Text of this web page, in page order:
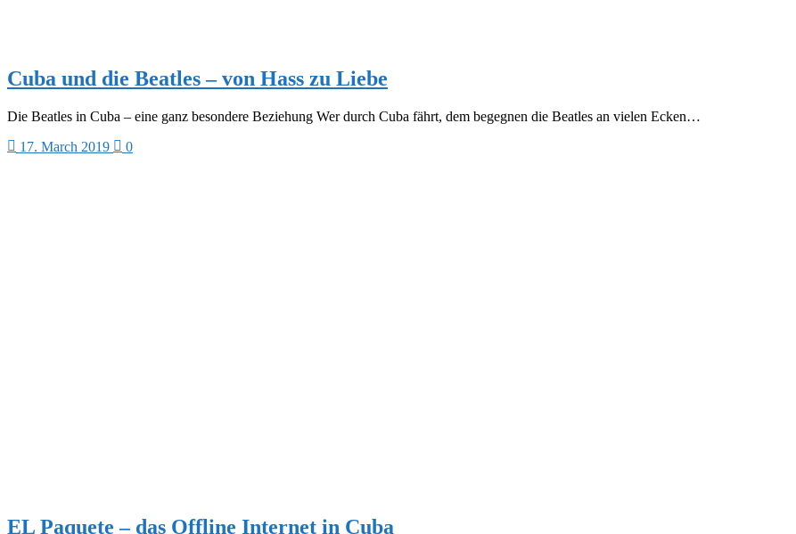
Cuba und die Beatles – von Hass zu Liebe
Die Beatles in Cuba – eine ganz besondere Beziehung Wer durch Cuba fährt, dem begegnen die Beatles an vielen Ecken…
17. March 2019
0
EL Paquete – das Offline Internet in Cuba